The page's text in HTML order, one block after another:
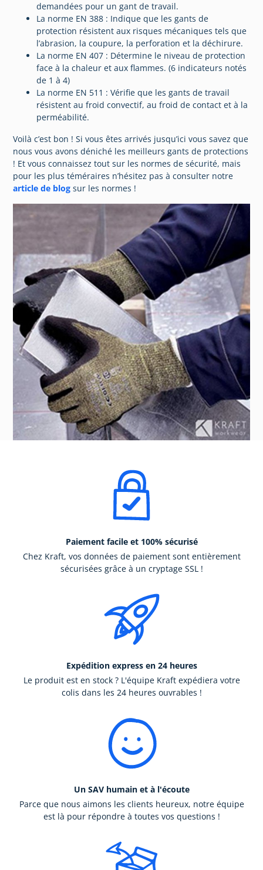
demandées pour un gant de travail.
La norme EN 388 : Indique que les gants de
protection résistent aux risques mécaniques tels que
l’abrasion, la coupure, la perforation et la déchirure.
La norme EN 407 : Détermine le niveau de protection
face à la chaleur et aux flammes. (6 indicateurs notés
de 1 à 4)
La norme EN 511 : Vérifie que les gants de travail
résistent au froid convectif, au froid de contact et à la
perméabilité.
Voilà c’est bon ! Si vous êtes arrivés jusqu’ici vous savez que
nous vous avons déniché les meilleurs gants de protections
! Et vous connaissez tout sur les normes de sécurité, mais
pour les plus téméraires n’hésitez pas à consulter notre
article de blog sur les normes !
Paiement facile et 100% sécurisé
Chez Kraft, vos données de paiement sont entièrement
sécurisées grâce à un cryptage SSL !
Expédition express en 24 heures
Le produit est en stock ? L'équipe Kraft expédiera votre
colis dans les 24 heures ouvrables !
Un SAV humain et à l'écoute
Parce que nous aimons les clients heureux, notre équipe
est là pour répondre à toutes vos questions !